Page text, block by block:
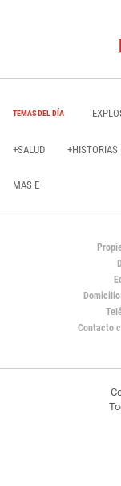
TEMAS DEL DÍA
+SALUD +HISTORIAS
MAS E
Contacto